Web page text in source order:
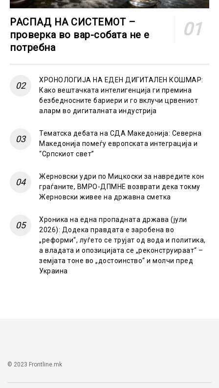
РАСПАД НА СИСТЕМОТ –
проверка во вар-собата не е
потребна
ХРОНОЛОГИЈА НА ЕДЕН ДИГИТАЛЕН КОШМАР:
Како вештачката интелигенција ги премина
безбедносните бариери и го вклучи црвениот
аларм во дигиталната индустрија
Тематска дебата на СДА Македонија: Северна
Македонија помеѓу европската интеграција и
“Српскиот свет”
Жерновски удри по Мицкоски за навредите кон
граѓаните, ВМРО-ДПМНЕ возврати дека токму
Жерновски живее на државна сметка
Хроника на една пропадната држава (јули
2026): Додека правдата е заробена во
„реформи“, луѓето се трујат од вода и политика,
а владата и опозицијата се „реконструираат“ –
земјата тоне во „достоинство“ и молчи пред
Украина
© 2023 Frontline.mk